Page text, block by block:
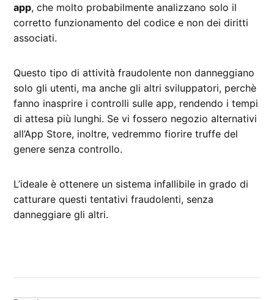
app, che molto probabilmente analizzano solo il
corretto funzionamento del codice e non dei diritti
associati.
Questo tipo di attività fraudolente non danneggiano
solo gli utenti, ma anche gli altri sviluppatori, perchè
fanno inasprire i controlli sulle app, rendendo i tempi
di attesa più lunghi. Se vi fossero negozio alternativi
all’App Store, inoltre, vedremmo fiorire truffe del
genere senza controllo.
L’ideale è ottenere un sistema infallibile in grado di
catturare questi tentativi fraudolenti, senza
danneggiare gli altri.